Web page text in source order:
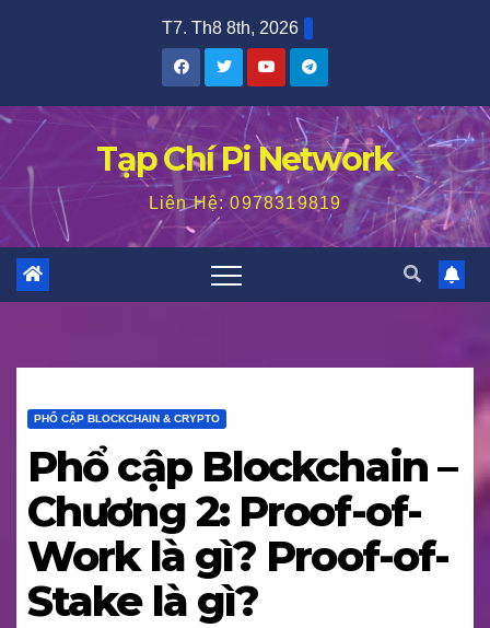
T7. Th8 8th, 2026
Tạp Chí Pi Network
Liên Hệ: 0978319819
PHỔ CẬP BLOCKCHAIN & CRYPTO
Phổ cập Blockchain –
Chương 2: Proof-of-
Work là gì? Proof-of-
Stake là gì?